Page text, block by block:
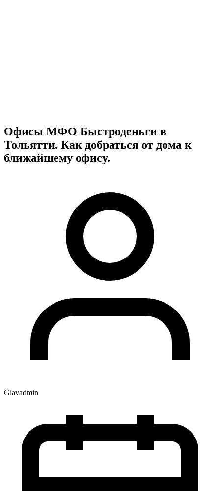
Офисы МФО Быстроденьги в
Тольятти. Как добраться от дома к
ближайшему офису.
Glavadmin